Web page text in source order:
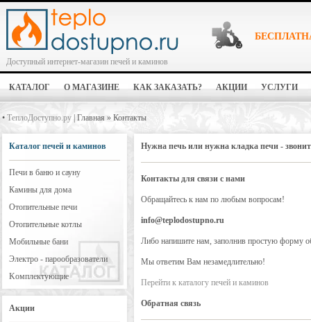
Доступный интернет-магазин печей и каминов
КАТАЛОГ О МАГАЗИНЕ КАК ЗАКАЗАТЬ? АКЦИИ УСЛУГИ
• ТеплоДоступно.ру | Главная » Контакты
Каталог печей и каминов
Печи в баню и сауну
Камины для дома
Отопительные печи
Отопительные котлы
Мобильные бани
Электро - парообразователи
Kомплектующие
Акции
Нужна печь или нужна кладка печи -
Контакты для связи с нами
Обращайтесь к нам по любым вопросам!
info@teplodostupno.ru
Либо напишите нам, заполнив простую форму
Мы ответим Вам незамедлительно!
Перейти к каталогу печей и каминов
Обратная связь